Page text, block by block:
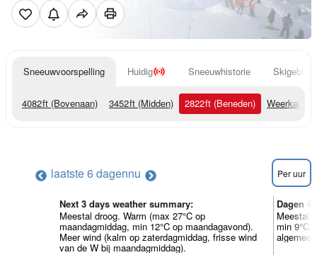
Sneeuwvoorspelling Huidig Sneeuwhistorie Skigebied
4082ft (Bovenaan) 3452ft (Midden) 2822ft (Beneden)
laatste 6 dagennu Per uur
Next 3 days weather summary:
Meestal droog. Warm (max 27°C op
maandagmiddag, min 12°C op maandagavond).
Meer wind (kalm op zaterdagmiddag, frisse wind
van de W bij maandagmiddag).
Dagen
Meestal
min 9°C